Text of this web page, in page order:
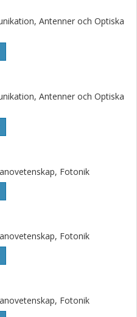
Antenner och Optiska
Antenner och Optiska
Fotonik
Fotonik
Fotonik